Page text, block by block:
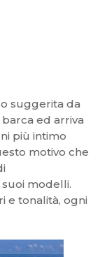
suggerita da
ed arriva
più intimo
motivo che
modelli.
e tonalità, ogni